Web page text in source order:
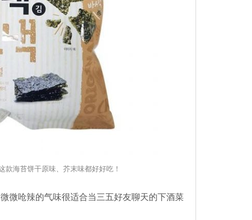
款海苔饼干原味、芥末味都好好吃！
微呛辣的气味很适合当三五好友聊天的下酒菜